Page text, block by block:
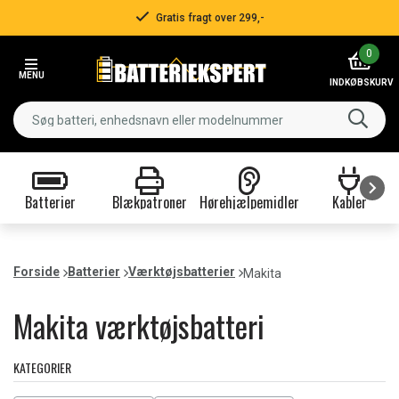
Hurtig levering!
MENU
0
INDKØBSKURV
Batterier Blækpatroner Hørehjælpemidler Kabler
Forside Batterier Værktøjsbatterier Makita
Makita værktøjsbatteri
KATEGORIER